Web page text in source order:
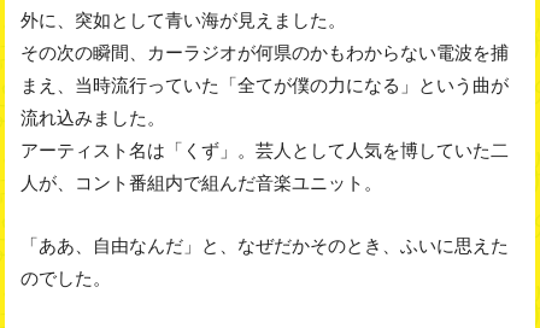
外に、突如として青い海が見えました。
その次の瞬間、カーラジオが何県のかもわからない電波を捕
まえ、当時流行っていた「全てが僕の力になる」という曲が
流れ込みました。
アーティスト名は「くず」。芸人として人気を博していた二
人が、コント番組内で組んだ音楽ユニット。
「ああ、自由なんだ」と、なぜだかそのとき、ふいに思えた
のでした。